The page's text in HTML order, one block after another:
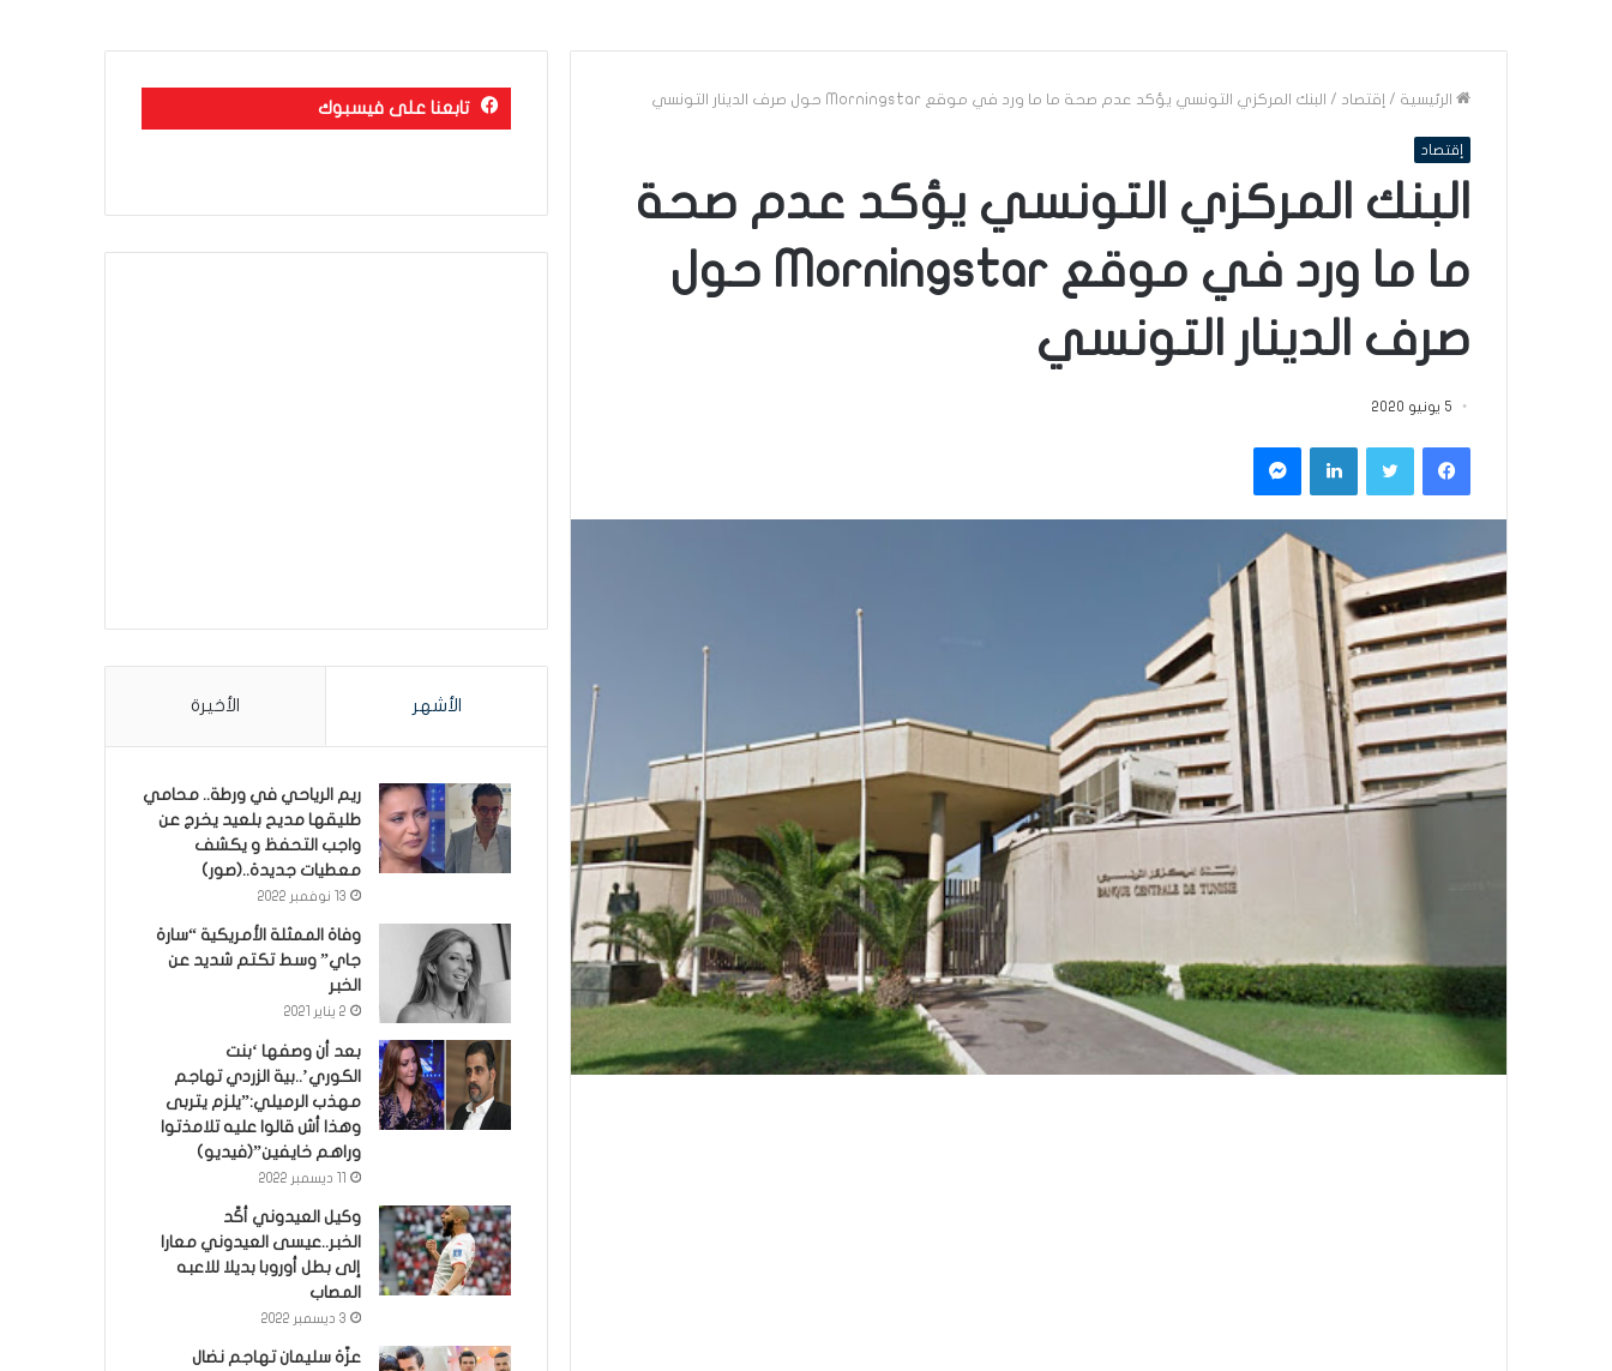
الرئيسية / إقتصاد / البنك المركزي التونسي يؤكد عدم صحة ما ما ورد في موقع Morningstar حول صرف الدينار التونسي
إقتصاد
البنك المركزي التونسي يؤكد عدم صحة
ما ما ورد في موقع Morningstar حول
صرف الدينار التونسي
5 يونيو 2020
فيسبوكتويتر لينكدإن ماسنجر
تابعنا على فيسبوك
الأشهر الأخيرة
ريم الرياحي في ورطة.. محامي
طليقها مديح بلعيد يخرج عن
واجب التحفظ و يكشف
معطيات جديدة..(صور)
13 نوفمبر 2022
وفاة الممثلة الأمريكية “سارة
جاي” وسط تكتم شديد عن
الخبر
2 يناير 2021
بعد أن وصفها ‘بنت
الكوري’..بية الزردي تهاجم
مهذب الرميلي:”يلزم يتربى
وهذا أش قالوا عليه تلامذتوا
وراهم خايفين”(فيديو)
وكيل العيدوني أكّد
الخبر..عيسى العيدوني معارا
إلى بطل أوروبا بديلا للاعبه
المصاب
3 ديسمبر 2022
عزّة سليمان تهاجم نضال